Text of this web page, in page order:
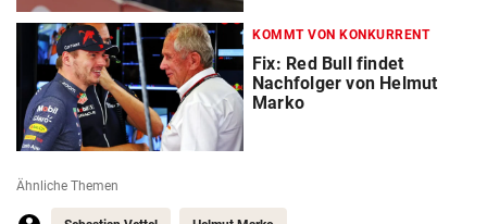
KOMMT VON KONKURRENT
Fix: Red Bull findet
Nachfolger von Helmut
Marko
Ähnliche Themen